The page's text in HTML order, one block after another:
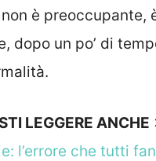
è preoccupante,
dopo un po’ di
LEGGERE ANCHE
l’errore che tutti